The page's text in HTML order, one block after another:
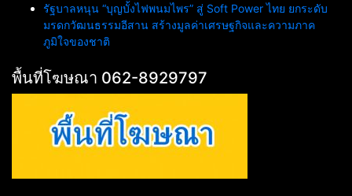
รัฐบาลหนุน “บุญบั้งไฟพนมไพร” สู่ Soft Power ไทย ยกระดับ
มรดกวัฒนธรรมอีสาน สร้างมูลค่าเศรษฐกิจและความภาค
ภูมิใจของชาติ
พื้นที่โฆษณา 062-8929797